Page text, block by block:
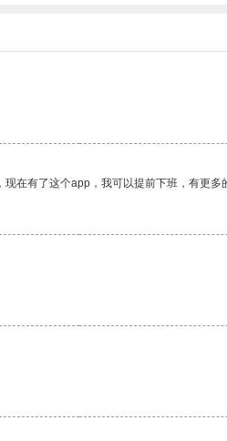
在有了这个app，我可以提前下班，有更多